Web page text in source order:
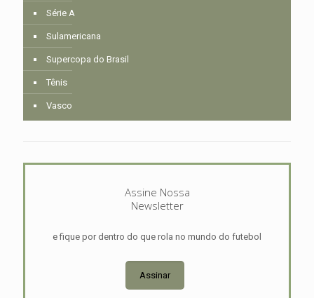
Série A
Sulamericana
Supercopa do Brasil
Tênis
Vasco
Assine Nossa
Newsletter
e fique por dentro do que rola no mundo do futebol
Assinar